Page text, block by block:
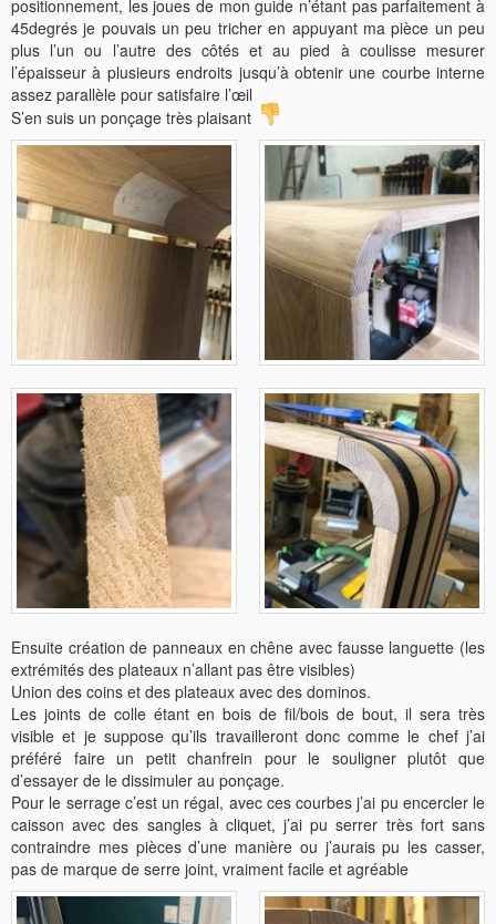
positionnement, les joues de mon guide n’étant pas parfaitement à
45degrés je pouvais un peu tricher en appuyant ma pièce un peu
plus l’un ou l’autre des côtés et au pied à coulisse mesurer
l’épaisseur à plusieurs endroits jusqu’à obtenir une courbe interne
assez parallèle pour satisfaire l’œil
S’en suis un ponçage très plaisant
Ensuite création de panneaux en chêne avec fausse languette (les
extrémités des plateaux n’allant pas être visibles)
Union des coins et des plateaux avec des dominos.
Les joints de colle étant en bois de fil/bois de bout, il sera très
visible et je suppose qu’ils travailleront donc comme le chef j’ai
préféré faire un petit chanfrein pour le souligner plutôt que
d’essayer de le dissimuler au ponçage.
Pour le serrage c’est un régal, avec ces courbes j’ai pu encercler le
caisson avec des sangles à cliquet, j’ai pu serrer très fort sans
contraindre mes pièces d’une manière ou j’aurais pu les casser,
pas de marque de serre joint, vraiment facile et agréable